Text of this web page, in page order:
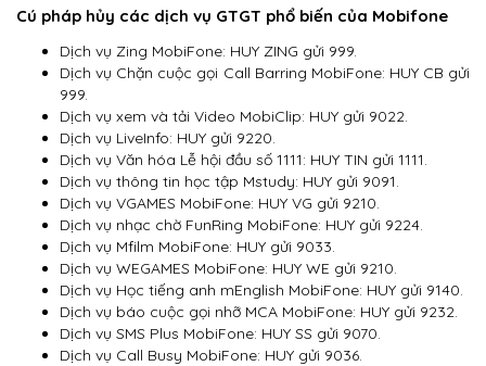
Cú pháp hủy các dịch vụ GTGT phổ biến của Mobifone
Dịch vụ Zing MobiFone: HUY ZING gửi 999.
Dịch vụ Chặn cuộc gọi Call Barring MobiFone: HUY CB gửi
999.
Dịch vụ xem và tải Video MobiClip: HUY gửi 9022.
Dịch vụ LiveInfo: HUY gửi 9220.
Dịch vụ Văn hóa Lễ hội đầu số 1111: HUY TIN gửi 1111.
Dịch vụ thông tin học tập Mstudy: HUY gửi 9091.
Dịch vụ VGAMES MobiFone: HUY VG gửi 9210.
Dịch vụ nhạc chờ FunRing MobiFone: HUY gửi 9224.
Dịch vụ Mfilm MobiFone: HUY gửi 9033.
Dịch vụ WEGAMES MobiFone: HUY WE gửi 9210.
Dịch vụ Học tiếng anh mEnglish MobiFone: HUY gửi 9140.
Dịch vụ báo cuộc gọi nhỡ MCA MobiFone: HUY gửi 9232.
Dịch vụ SMS Plus MobiFone: HUY SS gửi 9070.
Dịch vụ Call Busy MobiFone: HUY gửi 9036.